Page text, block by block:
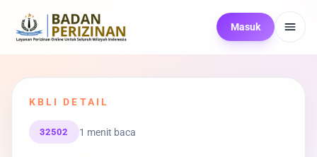
Masuk
KBLI DETAIL
32502 1 menit baca